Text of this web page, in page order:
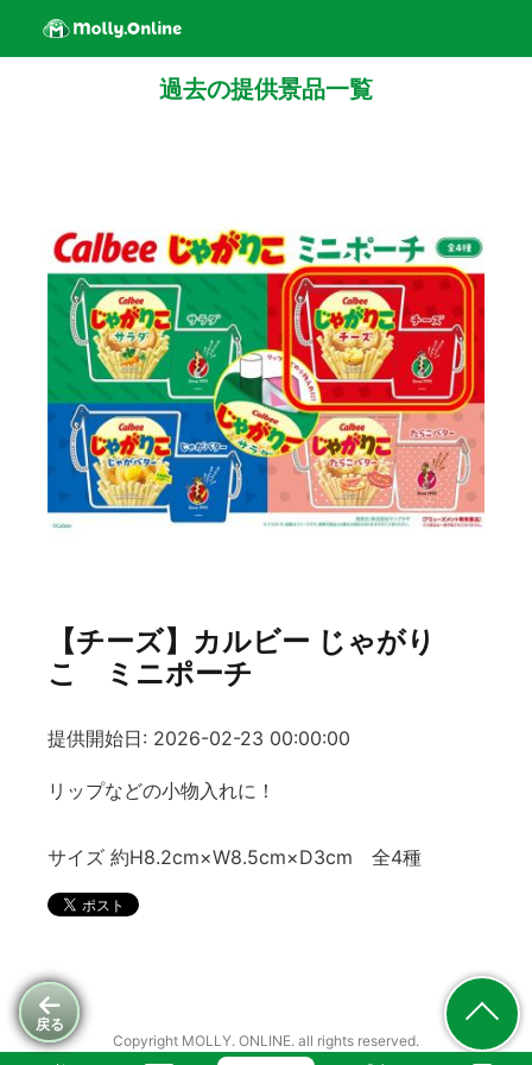
戻る
過去の提供景品一覧
【チーズ】カルビー じゃがり
こ ミニポーチ
提供開始日: 2026-02-23 00:00:00
リップなどの小物入れに！
サイズ 約H8.2cm×W8.5cm×D3cm 全4種
Copyright MOLLY. ONLINE. all rights reserved.